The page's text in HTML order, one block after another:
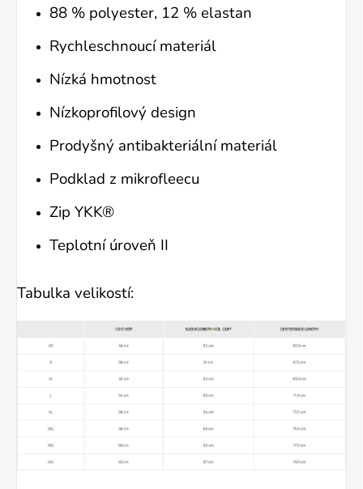
88 % polyester, 12 % elastan
Rychleschnoucí materiál
Nízká hmotnost
Nízkoprofilový design
Prodyšný antibakteriální materiál
Podklad z mikrofleecu
Zip YKK®
Teplotní úroveň II
Tabulka velikostí: